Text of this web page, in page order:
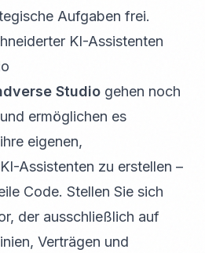
Aufgaben frei.
KI-Assistenten
Studio gehen noch
ermöglichen es
eigenen,
Assistenten zu erstellen –
Code. Stellen Sie sich
der ausschließlich auf
Verträgen und